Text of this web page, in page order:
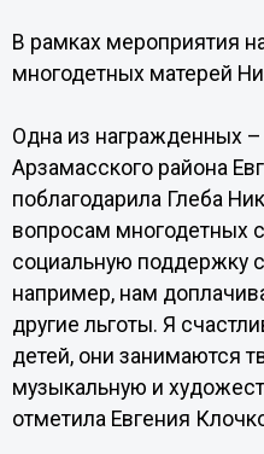
В рамках мероприятия
многодетных матерей
Одна из награжденных
Арзамасского района
поблагодарила Глеба
вопросам многодетных
социальную поддержку
например, нам
другие льготы. Я
детей, они занимаются
музыкальную и
отметила Евгения